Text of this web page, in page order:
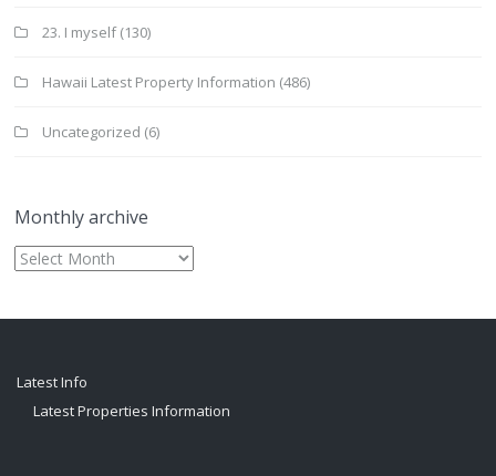
23. I myself(130)
Hawaii Latest Property Information (486)
Uncategorized (6)
Monthly archive
Monthly
archive
Latest Info
Latest Properties Information